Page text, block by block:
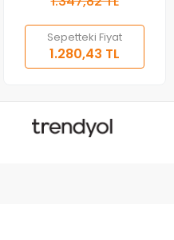
Sepetteki Fiyat
1.280,43 TL